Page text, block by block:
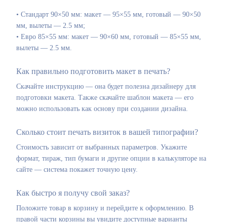
• Стандарт 90×50 мм: макет — 95×55 мм, готовый — 90×50
мм, вылеты — 2.5 мм;
• Евро 85×55 мм: макет — 90×60 мм, готовый — 85×55 мм,
вылеты — 2.5 мм.
Как правильно подготовить макет в печать?
Скачайте инструкцию — она будет полезна дизайнеру для
подготовки макета. Также скачайте шаблон макета — его
можно использовать как основу при создании дизайна.
Сколько стоит печать визиток в вашей типографии?
Стоимость зависит от выбранных параметров. Укажите
формат, тираж, тип бумаги и другие опции в калькуляторе на
сайте — система покажет точную цену.
Как быстро я получу свой заказ?
Положите товар в корзину и перейдите к оформлению. В
правой части корзины вы увидите доступные варианты